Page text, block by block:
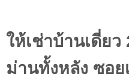
ให้เช่าบ้านเดี่ย
ม่านทั้งหลัง ซอย